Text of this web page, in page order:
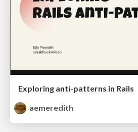
Exploring anti-patterns in Rails
aemeredith